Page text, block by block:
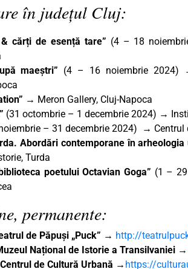
în județul Cluj:
cărți de esență tare” (4 – 18
maeștri” (4 – 16 noiembrie 2024)
→ Meron Gallery, Cluj-Napoca
(31 octombrie – 1 decembrie 2024) →
– 31 decembrie 2024) → Centrul
Abordări contemporane în arheologia
Turda
poetului Octavian Goga” (1 –
permanente:
de Păpuși „Puck” → http://
Național de Istorie a Transilvaniei →
de Cultură Urbană → https://